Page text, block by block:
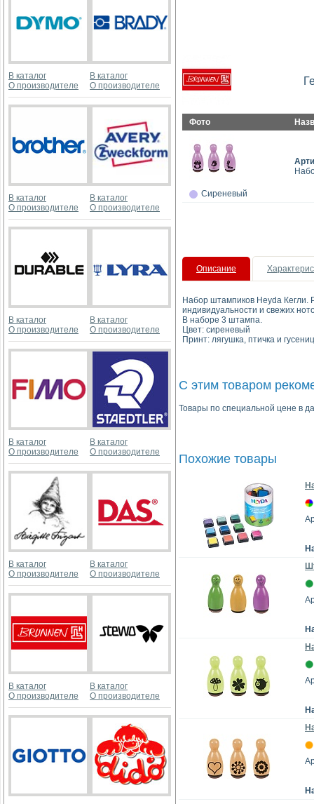
В каталог
О производителе
В каталог
О производителе
В каталог
О производителе
В каталог
О производителе
В каталог
О производителе
В каталог
О производителе
В каталог
О производителе
В каталог
О производителе
В каталог
О производителе
В каталог
О производителе
В каталог
О производителе
В каталог
О производителе
Фото
Сиреневый
Описание
Набор штампиков Heyda Кегли.
индивидуальности и свежих
В наборе 3 штампа.
Цвет: сиреневый
Принт: лягушка, птичка и
С этим товаром
Товары по специальной цене в
Похожие товары